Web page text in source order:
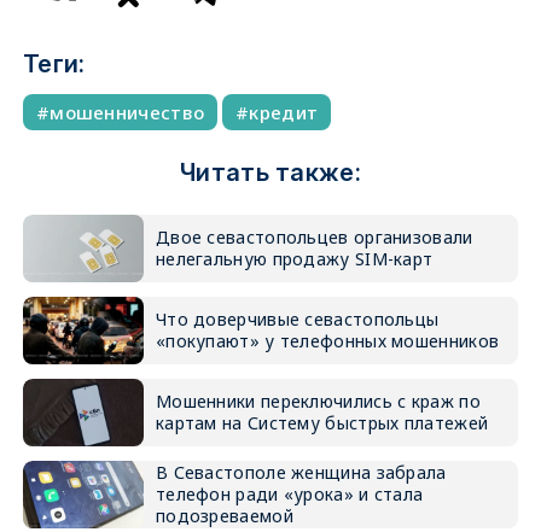
Теги:
мошенничество кредит
Читать также:
Двое севастопольцев организовали
нелегальную продажу SIM-карт
Что доверчивые севастопольцы
«покупают» у телефонных мошенников
Мошенники переключились с краж по
картам на Систему быстрых платежей
В Севастополе женщина забрала
телефон ради «урока» и стала
подозреваемой